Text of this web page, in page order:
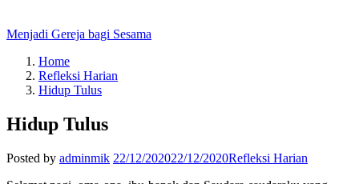
Menjadi Gereja bagi Sesama
Home
Refleksi Harian
Hidup Tulus
Hidup Tulus
Posted by adminmik 22/12/202022/12/2020Refleksi Harian